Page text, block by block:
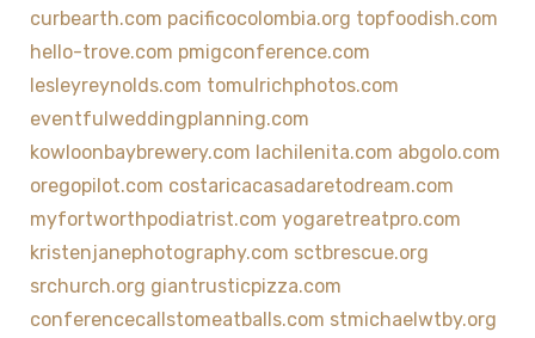
curbearth.com pacificocolombia.org topfoodish.com
hello-trove.com pmigconference.com
lesleyreynolds.com tomulrichphotos.com
eventfulweddingplanning.com
kowloonbaybrewery.com lachilenita.com abgolo.com
oregopilot.com costaricacasadaretodream.com
myfortworthpodiatrist.com yogaretreatpro.com
kristenjanephotography.com sctbrescue.org
srchurch.org giantrusticpizza.com
conferencecallstomeatballs.com stmichaelwtby.org